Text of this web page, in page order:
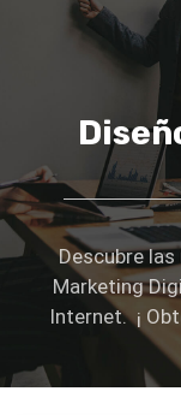
Descubre
Marketing
Internet. ¡